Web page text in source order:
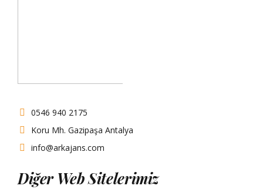
0546 940 2175
Koru Mh. Gazipaşa Antalya
info@arkajans.com
Diğer Web Sitelerimiz